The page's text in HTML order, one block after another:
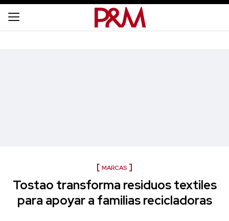
MARCAS
Tostao transforma residuos textiles
para apoyar a familias recicladoras